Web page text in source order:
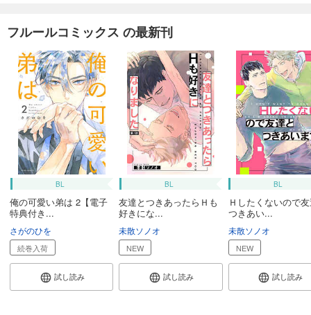
フルールコミックス の最新刊
BL
俺の可愛い弟は 2【電子
特典付き...
さがのひを
続巻入荷
試し読み
BL
友達とつきあったらＨも
好きにな...
未散ソノオ
NEW
試し読み
BL
Ｈしたくないので
つきあい...
未散ソノオ
NEW
試し読み